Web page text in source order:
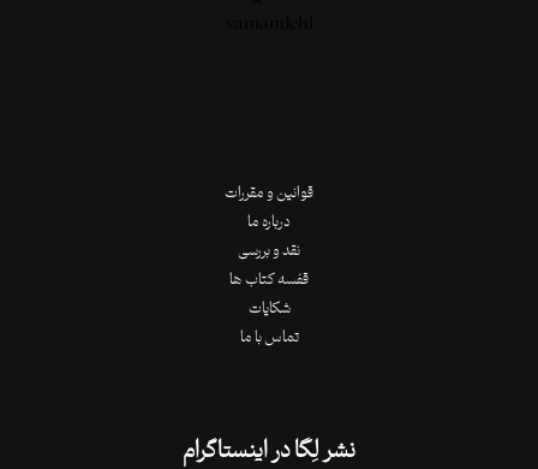
قوانین و مقررات
درباره ما
نقد و بررسی
قفسه کتاب ها
شکایات
تماس با ما
نشر لِگا در اینستاگرام